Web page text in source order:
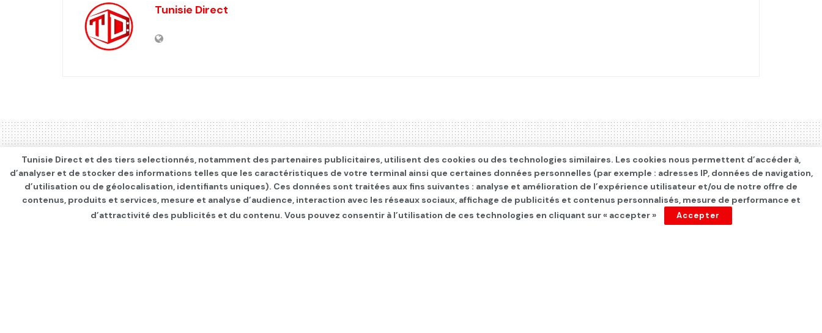
Tunisie Direct
Tunisie Direct et des tiers selectionnés, notamment des partenaires publicitaires, utilisent des cookies ou des technologies similaires. Les cookies nous permettent d’accéder à,
d’analyser et de stocker des informations telles que les caractéristiques de votre terminal ainsi que certaines données personnelles (par exemple : adresses IP, données de navigation,
d’utilisation ou de géolocalisation, identifiants uniques). Ces données sont traitées aux fins suivantes : analyse et amélioration de l’expérience utilisateur et/ou de notre offre de
contenus, produits et services, mesure et analyse d’audience, interaction avec les réseaux sociaux, affichage de publicités et contenus personnalisés, mesure de performance et
d’attractivité des publicités et du contenu. Vous pouvez consentir à l’utilisation de ces technologies en cliquant sur « accepter »
Accepter